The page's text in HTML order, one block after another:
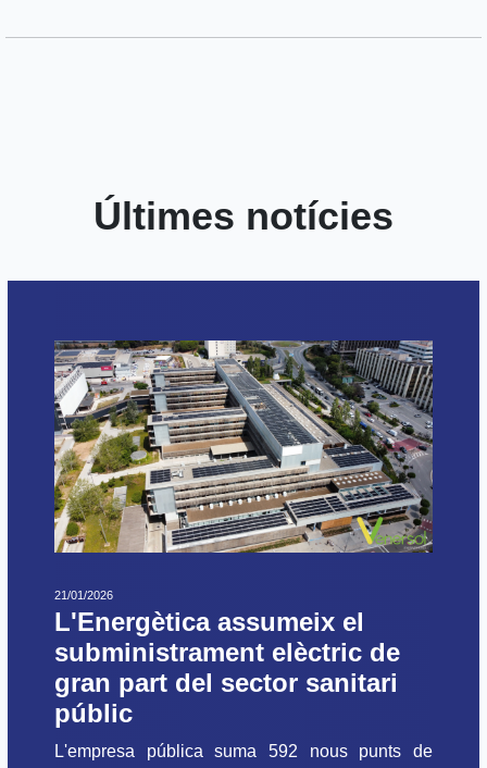
Últimes notícies
21/01/2026
L'Energètica assumeix el
subministrament elèctric de
gran part del sector sanitari
públic
L'empresa pública suma 592 nous punts de